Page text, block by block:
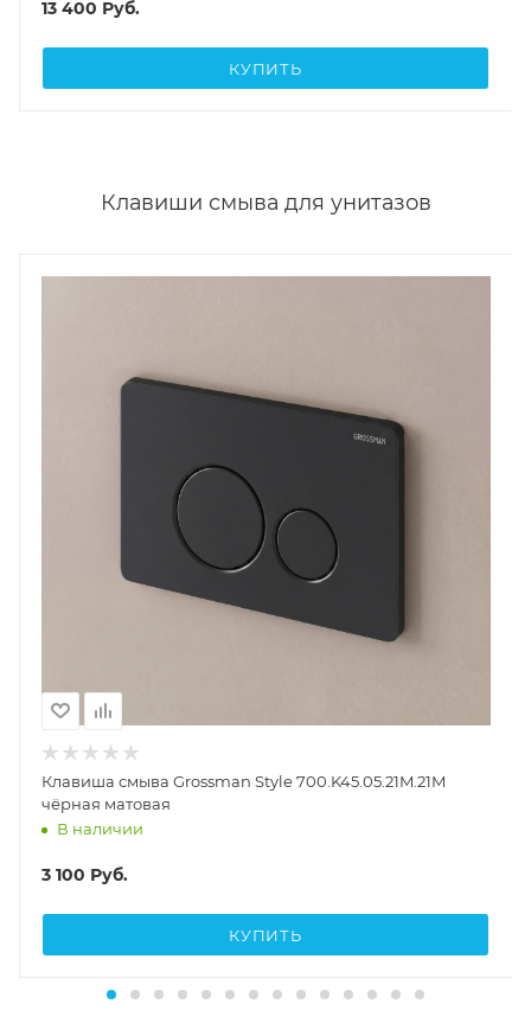
13 400 Руб.
КУПИТЬ
Клавиши смыва для унитазов
Клавиша смыва Grossman Style 700.K45.05.21M.21M
чёрная матовая
В наличии
3 100 Руб.
КУПИТЬ